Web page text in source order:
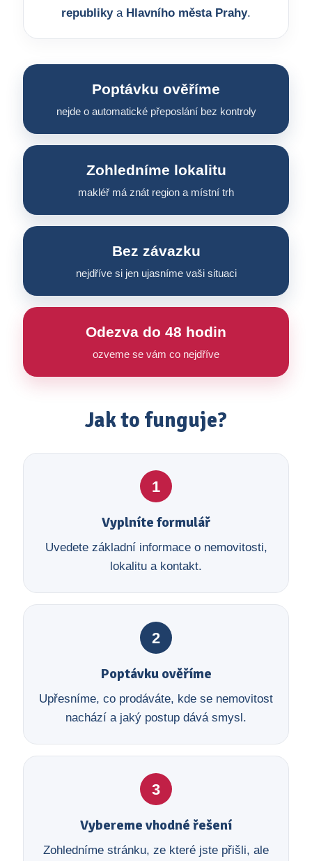
republikya Hlavního města Prahy.
Poptávku ověříme
nejde o automatické přeposlání bez kontroly
Zohledníme lokalitu
makléř má znát region a místní trh
Bez závazku
nejdříve si jen ujasníme vaši situaci
Odezva do 48 hodin
ozveme se vám co nejdříve
Jak to funguje?
1
Vyplníte formulář
Uvedete základní informace o nemovitosti,
lokalitu a kontakt.
2
Poptávku ověříme
Upřesníme, co prodáváte, kde se nemovitost
nachází a jaký postup dává smysl.
3
Vybereme vhodné řešení
Zohledníme stránku, ze které jste přišli, ale